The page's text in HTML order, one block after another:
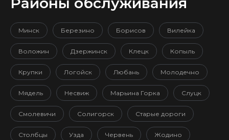
Минск Березино Борисов Вилейка
Воложин Дзержинск Клецк Копыль
Крупки Логойск Любань Молодечно
Мядель Несвиж Марьина Горка Слуцк
Смолевичи Солигорск Старые дороги
Столбцы Узда Червень Жодино